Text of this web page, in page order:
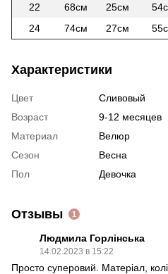
22
68см 25см
24
74см 27см
Характеристики
Цвет
Сливовый
Возраст
9-12 месяцев
Материал
Велюр
Сезон
Весна
Пол
Девочка
Отзывы 1
Людмила Горлінська
14.02.2023 в 15:22
Просто суперовий. Матеріал,